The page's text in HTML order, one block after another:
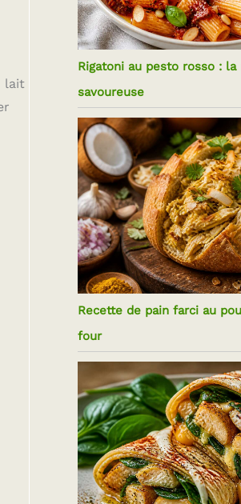
lait
Rigatoni au pesto rosso :
savoureuse
Recette de pain farci au
four